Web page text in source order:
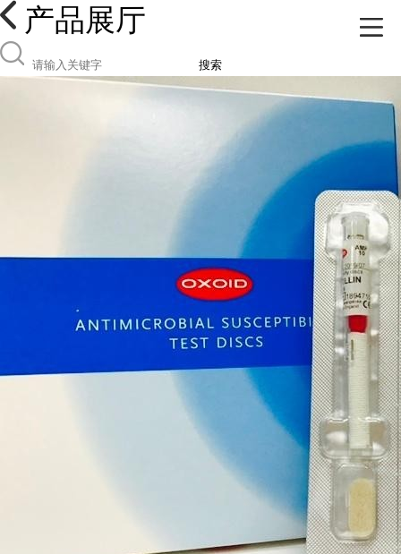
产品展厅
搜索